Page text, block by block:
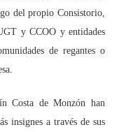
del propio Consistorio,
y CCOO y entidades
de regantes o
Costa de Monzón han
insignes a través de sus